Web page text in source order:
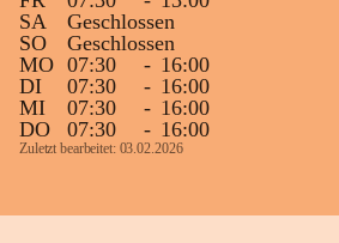
SA
Geschlossen
SO
Geschlossen
MO 07:30 - 16:00
DI
07:30 - 16:00
MI
07:30 - 16:00
DO
07:30 - 16:00
Zuletzt bearbeitet: 03.02.2026